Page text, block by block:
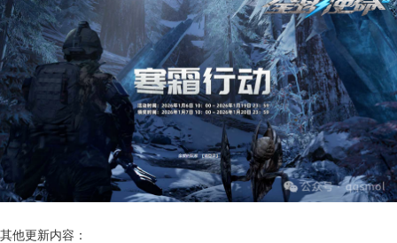
其他更新内容：